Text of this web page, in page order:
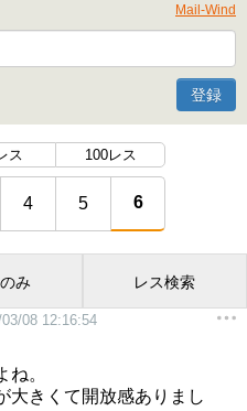
Mail-Wind
登録
ス 100レス
4 5 6
み レス検索
08 12:16:54
。
大きくて開放感ありまし